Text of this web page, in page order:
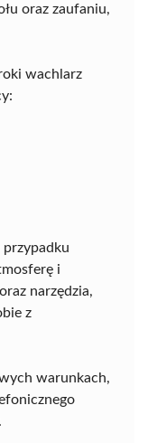
oraz zaufaniu,
wachlarz
przypadku
i
narzędzia,
z
warunkach,